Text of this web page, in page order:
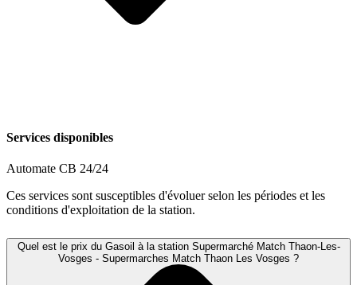
Services disponibles
Automate CB 24/24
Ces services sont susceptibles d'évoluer selon les périodes et les
conditions d'exploitation de la station.
Quel est le prix du Gasoil à la station Supermarché Match Thaon-Les-
Vosges - Supermarches Match Thaon Les Vosges ?